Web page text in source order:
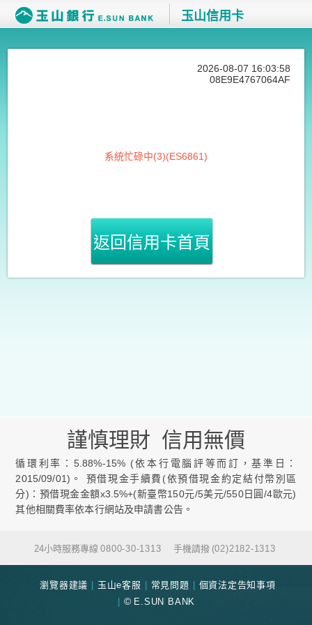
玉山信用卡
2026-08-07 16:03:58
08E9E4767064AF
系統忙碌中(3)(ES6861)
返回信用卡首頁
謹慎理財 信用無價
循環利率：5.88%-15% (依本行電腦評等而訂，基準日：
2015/09/01)。 預借現金手續費(依預借現金約定結付幣別區
分)：預借現金金額x3.5%+(新臺幣150元/5美元/550日圓/4歐元)
其他相關費率依本行網站及申請書公告。
24小時服務專線 0800-30-1313 手機請撥 (02)2182-1313
瀏覽器建議 玉山e客服 常見問題
個資法定告知事項
E.SUN BANK